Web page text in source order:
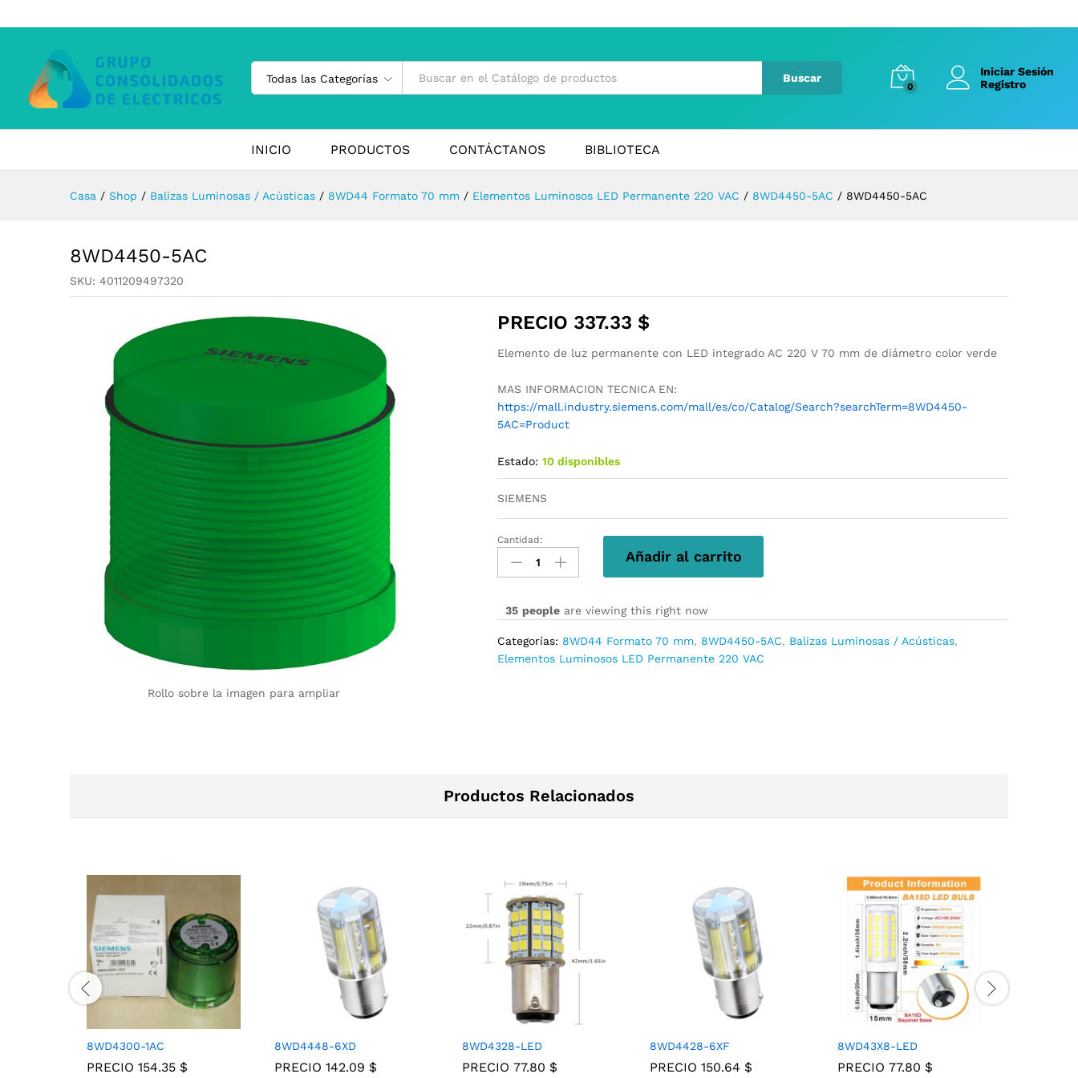
Todas las Categorías Buscar
0
Iniciar Sesión
Registro
INICIO PRODUCTOS CONTÁCTANOS BIBLIOTECA
Casa / Shop / Balizas Luminosas / Acústicas / 8WD44 Formato 70 mm / Elementos Luminosos LED Permanente 220 VAC / 8WD4450-5AC / 8WD4450-5AC
8WD4450-5AC
SKU: 4011209497320
Rollo sobre la imagen para ampliar
PRECIO 337.33 $
Elemento de luz permanente con LED integrado AC 220 V 70 mm de diámetro color verde
MAS INFORMACION TECNICA EN:
https://mall.industry.siemens.com/mall/es/co/Catalog/Search?searchTerm=8WD4450-
5AC=Product
Estado: 10 disponibles
SIEMENS
8WD4450-
5AC
cantidad
Cantidad:
Añadir al carrito
35 people are viewing this right now
Categorías: 8WD44 Formato 70 mm, 8WD4450-5AC, Balizas Luminosas / Acústicas,
Elementos Luminosos LED Permanente 220 VAC
Productos Relacionados
8WD4300-1AC
PRECIO 154.35 $
8WD4448-6XD
PRECIO 142.09 $
8WD4328-LED
PRECIO 77.80 $
8WD4428-6XF
PRECIO 150.64 $
8WD43X8-LED
PRECIO 77.80 $